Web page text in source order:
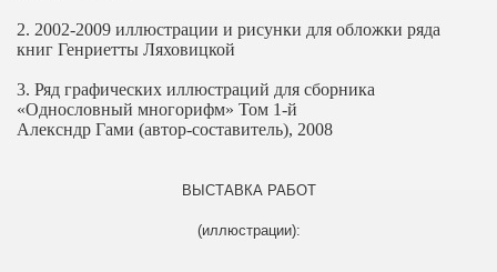
2. 2002-2009 иллюстрации и рисунки для обложки ряда
книг Генриетты Ляховицкой
3. Ряд графических иллюстраций для сборника
«Однословный многорифм» Том 1-й
Алексндр Гами (автор-составитель), 2008
ВЫСТАВКА РАБОТ
(иллюстрации):